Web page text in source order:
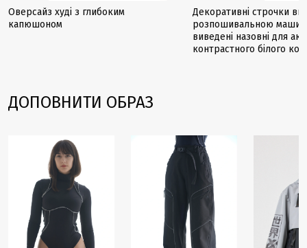
Оверсайз худі з глибоким
капюшоном
Декоративні строчки
розпошивальною
виведені назовні для
контрастного білого
ДОПОВНИТИ ОБРАЗ